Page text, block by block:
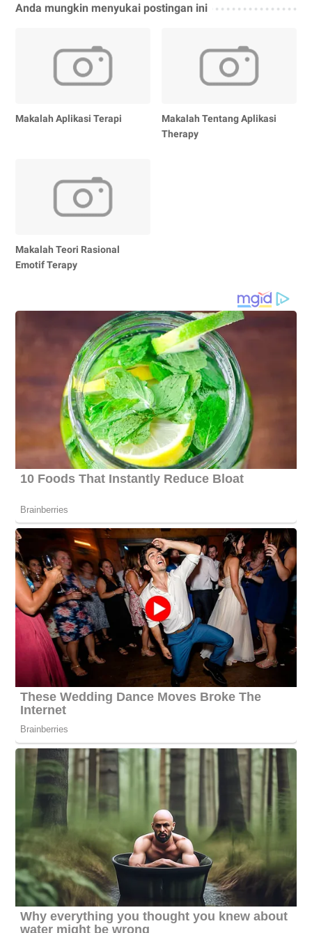
Anda mungkin menyukai postingan ini
Makalah Aplikasi Terapi
Makalah Tentang Aplikasi
Therapy
Makalah Teori Rasional
Emotif Terapy